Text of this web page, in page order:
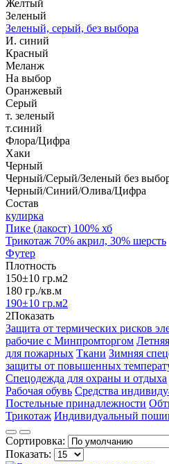
Желтый
Зеленый
Зеленый, серый, без выбора
И. синий
Красный
Меланж
На выбор
Оранжевый
Серый
т. зеленый
т.синий
Флора/Цифра
Хаки
Черный
Черный/Серый/Зеленый без
Черный/Синий/Олива/Цифра
Состав
кулирка
Пике (лакост) 100% хб
Трикотаж 70% акрил, 30% шерсть
Футер
Плотность
150±10 гр.м2
180 гр./кв.м
190±10 гр.м2
2Показать
Защита от термических рисков
рабочие с Минпромторгом
для пожарных Ткани Зимняя
защиты от повышенных
Спецодежда для охраны и отдыха
Рабочая обувь Средства
Постельные принадлежности
Трикотаж Индивидуальный
Сортировка:
Показать: